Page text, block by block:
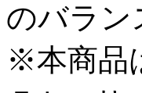
のバラン
※本商品